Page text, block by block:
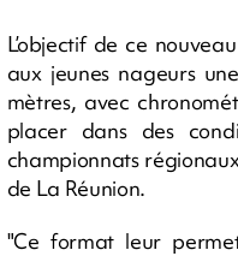
L’objectif de ce
aux jeunes nageurs
mètres, avec
placer dans des
championnats
de La Réunion.
"Ce format leur